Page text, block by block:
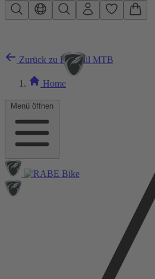
Zum Hauptinhalt springen
Menü öffnen
Zurück zu Hardtail MTB
Home